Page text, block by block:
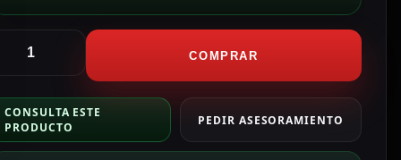
COMPRAR
CONSULTA ESTE
PRODUCTO
PEDIR ASESORAMIENTO